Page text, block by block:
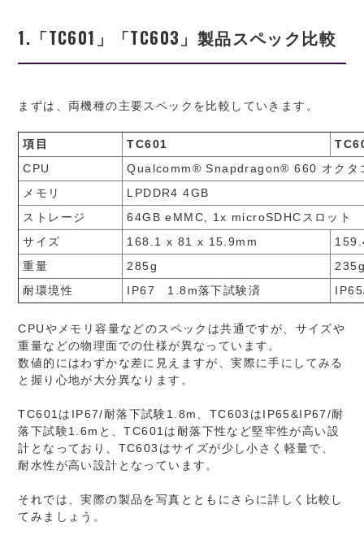
1.「TC601」「TC603」製品スペック比較
まずは、両機種の主要スペックを比較していきます。
項目 TC601
CPU
Qualcomm® Snapdragon® 660 オクタ
メモリ
LPDDR4 4GB
ストレージ
64GB eMMC, 1x microSDHCスロット
サイズ
168.1 x 81 x 15.9mm
重量
285g
耐環境性
IP67 1.8m落下試験済
CPUやメモリ容量などのスペックは共通ですが、サイズや
重量などの物理面での仕様が異なっています。
数値的にはわずかな差に見えますが、実際に手にしてみる
と握り心地が大分異なります。
TC601はIP67/耐落下試験1.8m、TC603はIP65&IP67/耐
落下試験1.6mと、TC601は耐落下性など堅牢性が高い設
計となっており、TC603はサイズが少し小さく軽量で、
耐水性が高い設計となっています。
それでは、実際の製品を写真とともにさらに詳しく比較し
てみましょう。